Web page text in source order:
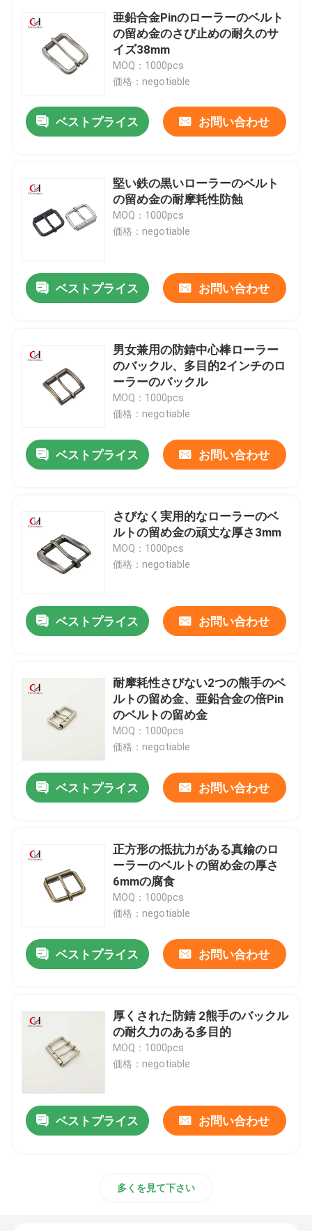
プロダクト
私達について
品質管理
私達に連絡しなさい
引用を要求しなさい
亜鉛合金Pinのローラーのベルト
の留め金のさび止めの耐久のサ
イズ38mm
MOQ：1000pcs
価格：negotiable
ベストプライス お問い合わせ
堅い鉄の黒いローラーのベルト
の留め金の耐摩耗性防蝕
MOQ：1000pcs
価格：negotiable
ベストプライス お問い合わせ
男女兼用の防錆中心棒ローラー
のバックル、多目的2インチのロ
ーラーのバックル
MOQ：1000pcs
価格：negotiable
ベストプライス お問い合わせ
さびなく実用的なローラーのベ
ルトの留め金の頑丈な厚さ3mm
MOQ：1000pcs
価格：negotiable
ベストプライス お問い合わせ
耐摩耗性さびない2つの熊手のベ
ルトの留め金、亜鉛合金の倍Pin
のベルトの留め金
MOQ：1000pcs
価格：negotiable
ベストプライス お問い合わせ
正方形の抵抗力がある真鍮のロ
ーラーのベルトの留め金の厚さ
6mmの腐食
MOQ：1000pcs
価格：negotiable
ベストプライス お問い合わせ
厚くされた防錆 2熊手のバックル
の耐久力のある多目的
MOQ：1000pcs
価格：negotiable
ベストプライス お問い合わせ
多くを見て下さい